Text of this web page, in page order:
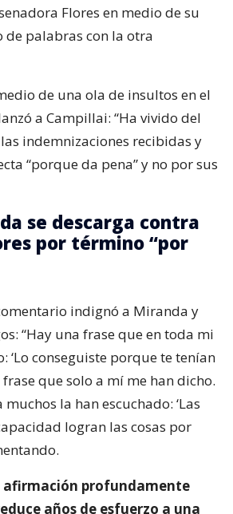
Flores en medio de su
de palabras con la otra
de una ola de insultos en el
a Campillai: “Ha vivido del
indemnizaciones recibidas y
“porque da pena” y no por sus
se descarga contra
por término “por
indignó a Miranda y
“Hay una frase que en toda mi
‘Lo conseguiste porque te tenían
frase que solo a mí me han dicho.
la han escuchado: ‘Las
logran las cosas por
afirmación profundamente
años de esfuerzo a una